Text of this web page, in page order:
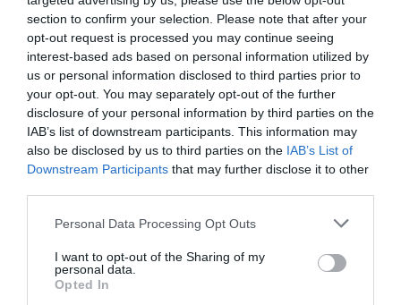
section to confirm your selection. Please note that after your
opt-out request is processed you may continue seeing
interest-based ads based on personal information utilized by
us or personal information disclosed to third parties prior to
your opt-out. You may separately opt-out of the further
disclosure of your personal information by third parties on the
IAB’s list of downstream participants. This information may
also be disclosed by us to third parties on the IAB’s List of
Downstream Participants that may further disclose it to other
Please note that this website/app uses one or more Google
not limited to your visit or usage behaviour. You may click to
grant or deny consent to Google and its third-party tags to
use your data for below specified purposes in below Google
Personal Data Processing Opt Outs
I want to opt-out of the Sharing of my
personal data.
Opted In
Δύο στα δύο με «πράσινη»
σύμβολη
Η Εθνική ομάδα μπάσκετ Κορασίδων έκανε το δύο στα δύο
στο EuroBasket Β' κατηγορίας έχοντας τη Μαριάνθη
Τουλούπη με διψήφιο αριθμό πόντων.
08.08.2026 ΑΚΑΔΗΜΙΑ ΚΑΛΑΘΟΣΦΑΙΡΙΣΗΣ